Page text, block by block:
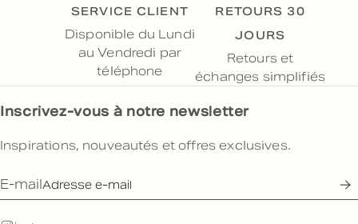
SERVICE CLIENT
Disponible du Lundi
au Vendredi par
téléphone
RETOURS 30
JOURS
Retours et
échanges simplifiés
Inscrivez-vous à notre newsletter
Inspirations, nouveautés et offres exclusives.
E-mail